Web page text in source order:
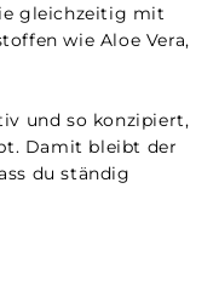
gleichzeitig mit
wie Aloe Vera,
und so konzipiert,
Damit bleibt der
du ständig